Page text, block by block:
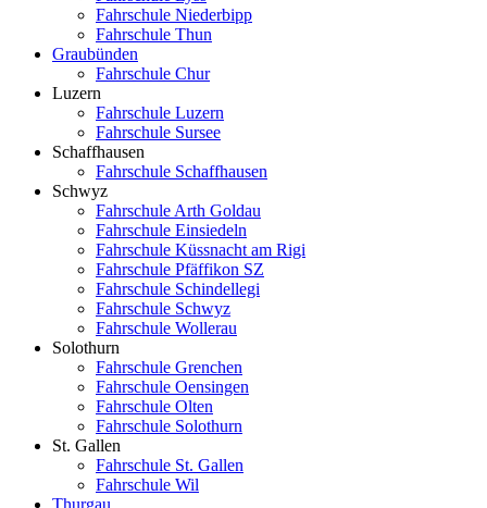
Fahrschule Niederbipp
Fahrschule Thun
Graubünden
Fahrschule Chur
Luzern
Fahrschule Luzern
Fahrschule Sursee
Schaffhausen
Fahrschule Schaffhausen
Schwyz
Fahrschule Arth Goldau
Fahrschule Einsiedeln
Fahrschule Küssnacht am Rigi
Fahrschule Pfäffikon SZ
Fahrschule Schindellegi
Fahrschule Schwyz
Fahrschule Wollerau
Solothurn
Fahrschule Grenchen
Fahrschule Oensingen
Fahrschule Olten
Fahrschule Solothurn
St. Gallen
Fahrschule St. Gallen
Fahrschule Wil
Thurgau